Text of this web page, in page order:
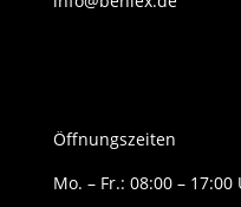
Öffnungszeiten
Mo. – Fr.: 08:00 – 17:00